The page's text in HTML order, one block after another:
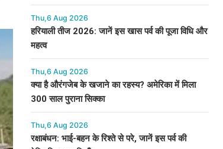
Thu,6 Aug 2026
हरियाली तीज 2026: जानें इस खास पर्व की पूजा विधि और
महत्व
Thu,6 Aug 2026
क्या है औरंगजेब के खजाने का रहस्य? अमेरिका में मिला
300 साल पुराना सिक्का
Thu,6 Aug 2026
रक्षाबंधन: भाई-बहन के रिश्ते से परे, जानें इस पर्व की